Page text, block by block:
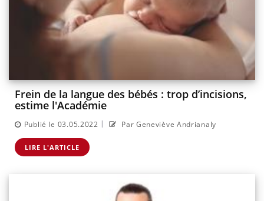
Frein de la langue des bébés : trop d’incisions,
estime l'Académie
Publié le 03.05.2022 | Par Geneviève Andrianaly
LIRE L'ARTICLE